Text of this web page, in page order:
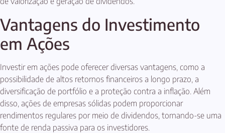
Vantagens do Investimento
em Ações
Investir em ações pode oferecer diversas vantagens, como a
possibilidade de altos retornos financeiros a longo prazo, a
diversificação de portfólio e a proteção contra a inflação. Além
disso, ações de empresas sólidas podem proporcionar
rendimentos regulares por meio de dividendos, tornando-se uma
fonte de renda passiva para os investidores.